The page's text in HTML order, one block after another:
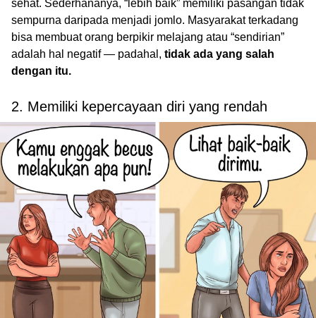
sehat. Sederhananya, “lebih baik” memiliki pasangan tidak
sempurna daripada menjadi jomlo. Masyarakat terkadang
bisa membuat orang berpikir melajang atau “sendirian”
adalah hal negatif — padahal, tidak ada yang salah
dengan itu.
2. Memiliki kepercayaan diri yang rendah